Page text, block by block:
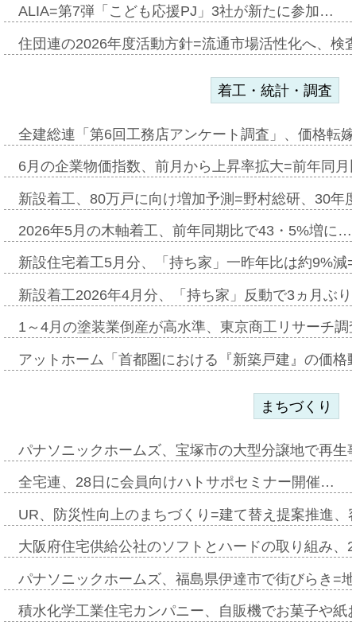
ALIA=第7弾「こども応援PJ」3社が新たに参加…
住団連の2026年度活動方針=流通市場活性化へ、検
着工・統計・調査
全建総連「第6回工務店アンケート調査」、価格転
6月の企業物価指数、前月から上昇率拡大=前年同
新設着工、80万戸に向け増加予測=野村総研、30年
2026年5月の木軸着工、前年同期比で43・5%増に…
新設住宅着工5月分、「持ち家」一昨年比は約9%
新設着工2026年4月分、「持ち家」反動で3ヵ月ぶ
1～4月の塗装業倒産が高水準、東京商工リサーチ
アットホーム「首都圏における『新築戸建』の価
まちづくり
パナソニックホームズ、宝塚市の大型分譲地で再
全宅連、28日に会員向けハトサポセミナー開催…
UR、防災性向上のまちづくり=建て替え提案推進
大阪府住宅供給公社のソフトとハードの取り組み
パナソニックホームズ、福島県伊達市で街びらき=
積水化学工業住宅カンパニー、自販機でお菓子や